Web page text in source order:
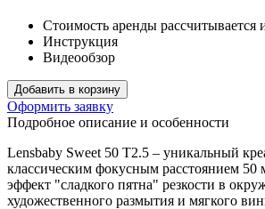
Стоимость аренды рассчитывается
Инструкция
Видеообзор
Добавить в корзину
Оформить заявку
Подробное описание и особенности
Lensbaby Sweet 50 T2.5 – уникальный
классическим фокусным расстоянием
эффект "сладкого пятна" резкости в
художественного размытия и мягкого